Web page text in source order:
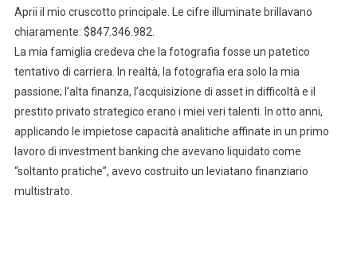
Aprii il mio cruscotto principale. Le cifre illuminate brillavano
chiaramente: $847.346.982.
La mia famiglia credeva che la fotografia fosse un patetico
tentativo di carriera. In realtà, la fotografia era solo la mia
passione; l’alta finanza, l’acquisizione di asset in difficoltà e il
prestito privato strategico erano i miei veri talenti. In otto anni,
applicando le impietose capacità analitiche affinate in un primo
lavoro di investment banking che avevano liquidato come
“soltanto pratiche”, avevo costruito un leviatano finanziario
multistrato.